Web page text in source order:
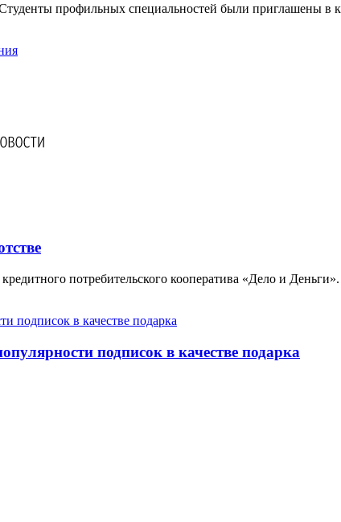
профильных специальностей были приглашены в
потребительского кооператива «Дело и Деньги».
подписок в качестве подарка